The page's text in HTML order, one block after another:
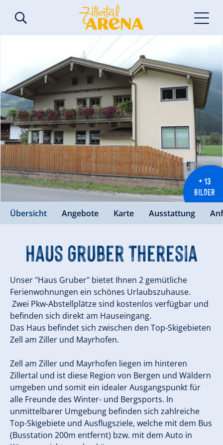
+ 13
BILDER
Übersicht Angebote Karte Ausstattung
Haus Gruber Theresia
Unser "Haus Gruber" bietet Ihnen 2 gemütliche
Ferienwohnungen ein schönes Urlaubszuhause.
Zwei Pkw-Abstellplätze sind kostenlos verfügbar und
befinden sich direkt am Hauseingang.
Das Haus befindet sich zwischen den Top-Skigebieten
Zell am Ziller und Mayrhofen.
Zell am Ziller und Mayrhofen liegen im hinteren
Zillertal und ist diese Region von Bergen und Wäldern
umgeben und somit ein idealer Ausgangspunkt für
alle Freunde des Winter- und Bergsports. In
unmittelbarer Umgebung befinden sich zahlreiche
Top-Skigebiete und Ausflugsziele, welche mit dem Bus
(Busstation 200m entfernt) bzw. mit dem Auto in